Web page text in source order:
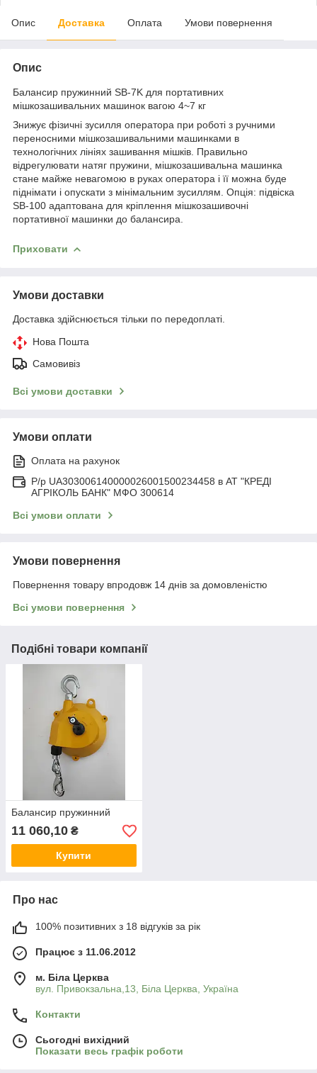
Опис Доставка Оплата Умови повернення
Опис
Балансир пружинний SB-7K для портативних
мішкозашивальних машинок вагою 4~7 кг
Знижує фізичні зусилля оператора при роботі з ручними
переносними мішкозашивальними машинками в
технологічних лініях зашивання мішків. Правильно
відрегулювати натяг пружини, мішкозашивальна машинка
стане майже невагомою в руках оператора і її можна буде
піднімати і опускати з мінімальним зусиллям. Опція: підвіска
SB-100 адаптована для кріплення мішкозашивочні
портативної машинки до балансира.
Приховати
Умови доставки
Доставка здійснюється тільки по передоплаті.
Нова Пошта
Самовивіз
Всі умови доставки
Умови оплати
Оплата на рахунок
Р/р UA303006140000026001500234458 в АТ "КРЕДІ
АГРІКОЛЬ БАНК" МФО 300614
Всі умови оплати
Умови повернення
Повернення товару впродовж 14 днів за домовленістю
Всі умови повернення
Подібні товари компанії
Балансир пружинний
11 060,10 ₴
Купити
Про нас
100% позитивних з 18 відгуків за рік
Працює з 11.06.2012
м. Біла Церква
вул. Привокзальна,13, Біла Церква, Україна
Контакти
Сьогодні вихідний
Показати весь графік роботи